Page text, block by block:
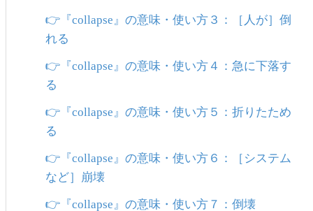
👉『collapse』の意味・使い方３：［人が］倒
れる
👉『collapse』の意味・使い方４：急に下落す
る
👉『collapse』の意味・使い方５：折りたため
る
👉『collapse』の意味・使い方６：［システム
など］崩壊
👉『collapse』の意味・使い方７：倒壊